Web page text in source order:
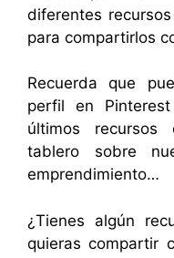
diferentes
para compartirlos
Recuerda que
perfil en
últimos
tablero sobre
emprendimiento…
¿Tienes algún
quieras compartir